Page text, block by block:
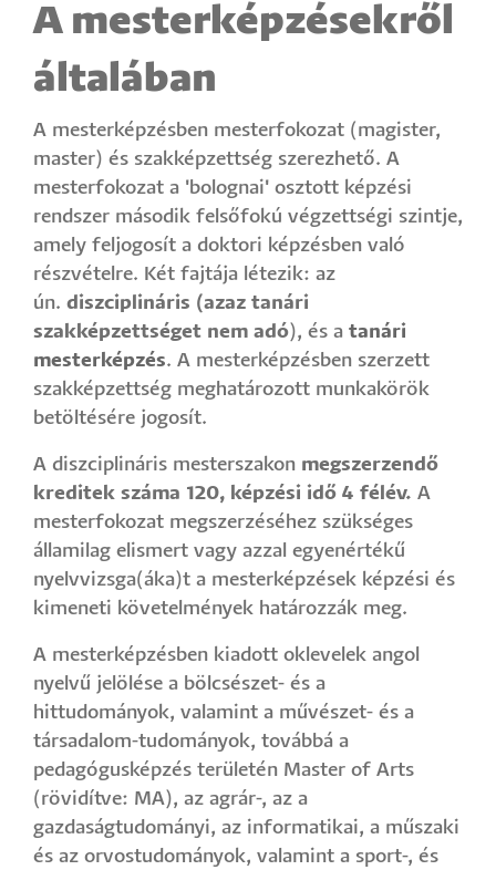
A mesterképzésekről
általában
A mesterképzésben mesterfokozat (magister,
master) és szakképzettség szerezhető. A
mesterfokozat a 'bolognai' osztott képzési
rendszer második felsőfokú végzettségi szintje,
amely feljogosít a doktori képzésben való
részvételre. Két fajtája létezik: az
ún. diszciplináris (azaz tanári
szakképzettséget nem adó), és a tanári
mesterképzés. A mesterképzésben szerzett
szakképzettség meghatározott munkakörök
betöltésére jogosít.
A diszciplináris mesterszakon megszerzendő
kreditek száma 120, képzési idő 4 félév. A
mesterfokozat megszerzéséhez szükséges
államilag elismert vagy azzal egyenértékű
nyelvvizsga(áka)t a mesterképzések képzési és
kimeneti követelmények határozzák meg.
A mesterképzésben kiadott oklevelek angol
nyelvű jelölése a bölcsészet- és a
hittudományok, valamint a művészet- és a
társadalom-tudományok, továbbá a
pedagógusképzés területén Master of Arts
(rövidítve: MA), az agrár-, az a
gazdaságtudományi, az informatikai, a műszaki
és az orvostudományok, valamint a sport-, és